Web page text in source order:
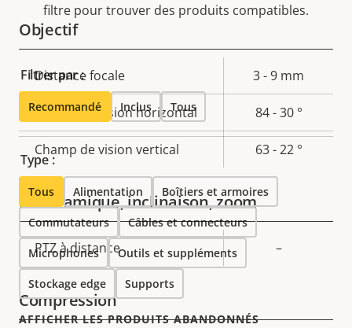
Objectif
Description
de la
propriété
la
propriété
Distance focale 3 - 9 mm
Champ de vision horizontal 84 - 30 °
Champ de vision vertical 63 - 22 °
Panoramique, inclinaison, zoom
Description
de la
propriété
Valeur de
la
propriété
PTZ à distance –
Compression
filtre pour trouver des produits compatibles.
Filtrer par :
Recommandé Inclus Tous
Type :
Tous Alimentation Boîtiers et armoires
Commutateurs Câbles et connecteurs
Microphones Outils et suppléments
Stockage edge Supports
AFFICHER LES PRODUITS ABANDONNÉS